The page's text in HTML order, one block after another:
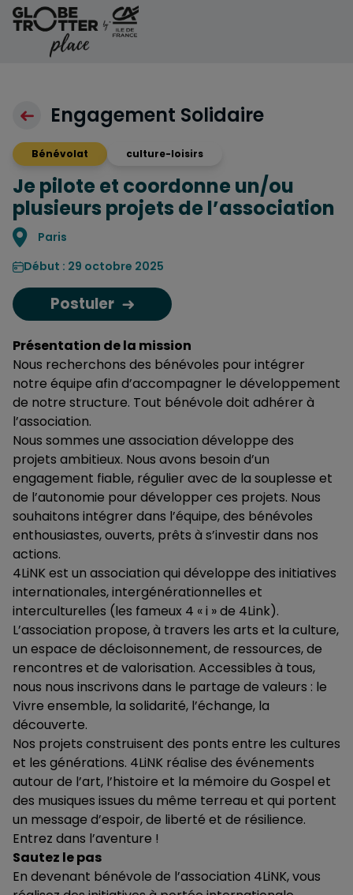
Aller au contenu
Engagement Solidaire
Bénévolat culture-loisirs
Je pilote et coordonne un/ou
plusieurs projets de l’association
Localisation
Paris
Début : 29 octobre 2025
Postuler
Présentation de la mission
Nous recherchons des bénévoles pour intégrer
notre équipe afin d’accompagner le développement
de notre structure. Tout bénévole doit adhérer à
l’association.
Nous sommes une association développe des
projets ambitieux. Nous avons besoin d’un
engagement fiable, régulier avec de la souplesse et
de l’autonomie pour développer ces projets. Nous
souhaitons intégrer dans l’équipe, des bénévoles
enthousiastes, ouverts, prêts à s’investir dans nos
actions.
4LiNK est un association qui développe des initiatives
internationales, intergénérationnelles et
interculturelles (les fameux 4 « i » de 4Link).
L’association propose, à travers les arts et la culture,
un espace de décloisonnement, de ressources, de
rencontres et de valorisation. Accessibles à tous,
nous nous inscrivons dans le partage de valeurs : le
Vivre ensemble, la solidarité, l’échange, la
découverte.
Nos projets construisent des ponts entre les cultures
et les générations. 4LiNK réalise des événements
autour de l’art, l’histoire et la mémoire du Gospel et
des musiques issues du même terreau et qui portent
un message d’espoir, de liberté et de résilience.
Entrez dans l’aventure !
Sautez le pas
En devenant bénévole de l’association 4LiNK, vous